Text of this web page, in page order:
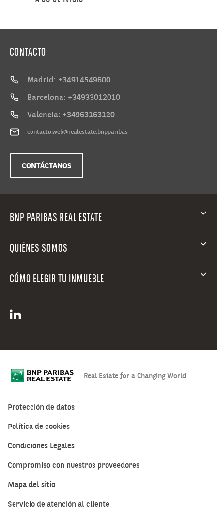
CONTACTO
Madrid: +34914549600
Barcelona: +34933012010
Valencia: +34963163120
contacto.web@realestate.bnpparibas
CONTÁCTANOS
BNP PARIBAS REAL ESTATE
QUIÉNES SOMOS
CÓMO ELEGIR TU INMUEBLE
Real Estate for a Changing World
Protección de datos
Política de cookies
Condiciones Legales
Compromiso con nuestros proveedores
Mapa del sitio
Servicio de atención al cliente